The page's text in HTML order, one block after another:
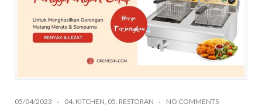
05/04/2023 04. KITCHEN 05. RESTORAN NO COMMENTS